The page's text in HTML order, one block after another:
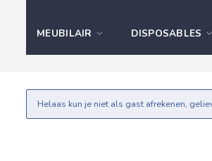
MEUBILAIR DISPOSABLES
Helaas kun je niet als gast afrekenen,